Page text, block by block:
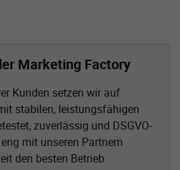
Marketing Factory
Kunden setzen wir auf
stabilen, leistungsfähigen
zuverlässig und DSGVO-
mit unseren Partnern
den besten Betrieb